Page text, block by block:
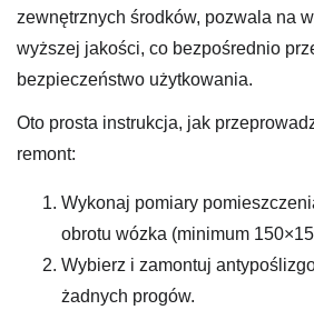
zewnętrznych środków, pozwala na
wyższej jakości, co bezpośrednio
bezpieczeństwo użytkowania.
Oto prosta instrukcja, jak
remont:
Wykonaj pomiary
obrotu wózka (minimum
Wybierz i zamontuj
żadnych progów.